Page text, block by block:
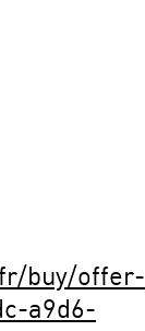
buy/offer-
a9d6-